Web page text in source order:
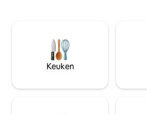
gasten hebben toegang tot het terras
om van het uitzicht te genieten. Ons
huis is erg rustig en we hebben een zeer
behulpzame buurten.
Keuken